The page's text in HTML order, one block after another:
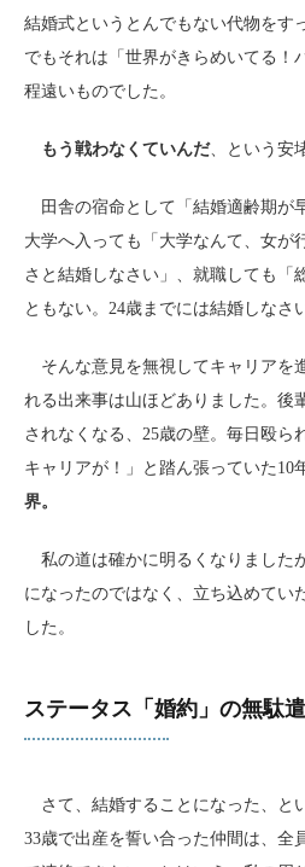
結婚式というとんでもない代物をす
でもそれは「世界がきらめいてる！
程遠いものでした。
もう戦わなくていんだ、という安
田舎の宿命として「結婚適齢期が
大学へ入っても「大学なんて、女が
さと結婚しなさい」、就職しても「
ともない。24歳までには結婚しなさ
そんな意見を無視してキャリアを
れる出来事は山ほどありました。後
されなくなる、25歳の壁。毎日殴ら
キャリアが！」と踏ん張っていた10
界。
私の道は確かに明るくなりました
になったのではなく、立ち込めてい
した。
ステータス「婚約」の無駄
さて、結婚することになった、と
33歳で出産を誓い合った仲間は、全